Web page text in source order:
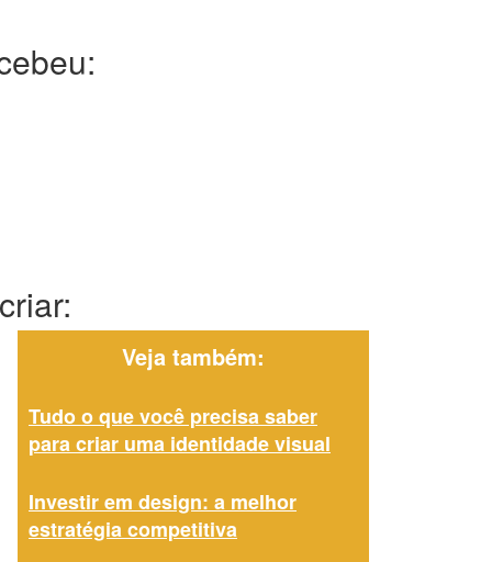
Veja também:
Tudo o que você precisa saber
para criar uma identidade visual
Investir em design: a melhor
estratégia competitiva